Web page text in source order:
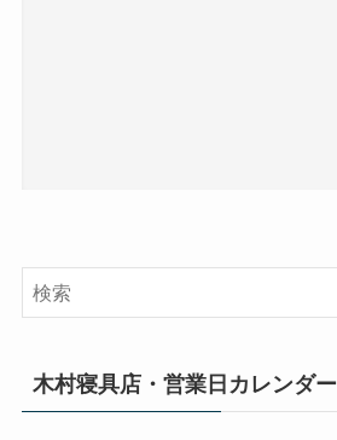
木村寝具店・営業日カレンダー